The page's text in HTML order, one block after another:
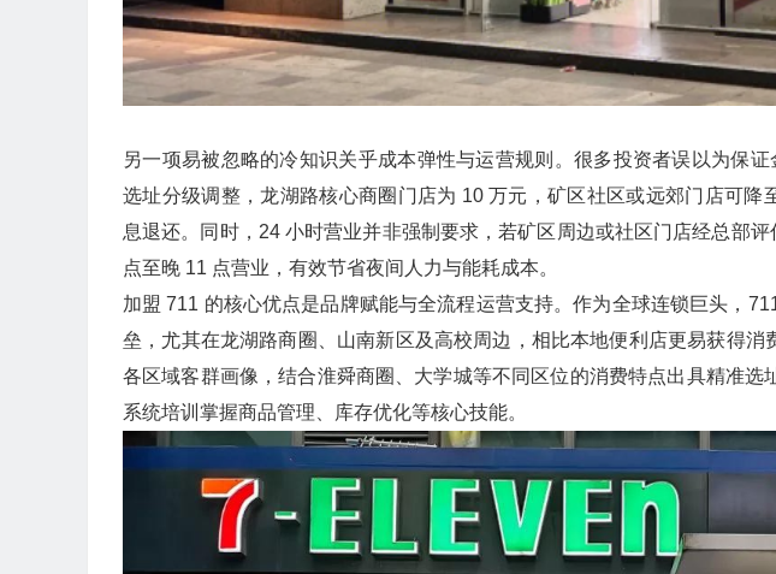
另一项易被忽略的冷知识关乎成本弹性与运营规则。很多投资者误以为保
选址分级调整，龙湖路核心商圈门店为 10 万元，矿区社区或远郊门店可降
息退还。同时，24 小时营业并非强制要求，若矿区周边或社区门店经总部
点至晚 11 点营业，有效节省夜间人力与能耗成本。
加盟 711 的核心优点是品牌赋能与全流程运营支持。作为全球连锁巨头，
垒，尤其在龙湖路商圈、山南新区及高校周边，相比本地便利店更易获得
各区域客群画像，结合淮舜商圈、大学城等不同区位的消费特点出具精准选
系统培训掌握商品管理、库存优化等核心技能。